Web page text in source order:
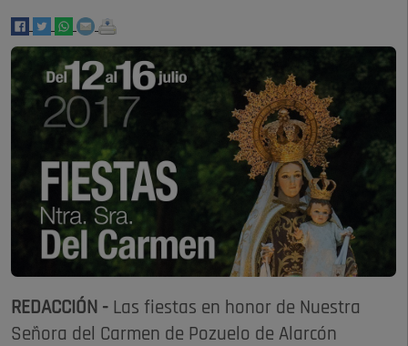
REDACCIÓN - Las fiestas en honor de Nuestra
Señora del Carmen de Pozuelo de Alarcón